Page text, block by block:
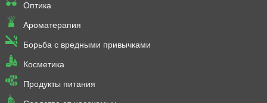
Оптика
Ароматерапия
Борьба с вредными привычками
Косметика
Продукты питания